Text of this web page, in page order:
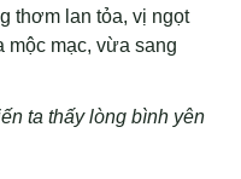
thơm lan tỏa, vị ngọt
mạc, vừa sang
ta thấy lòng bình yên